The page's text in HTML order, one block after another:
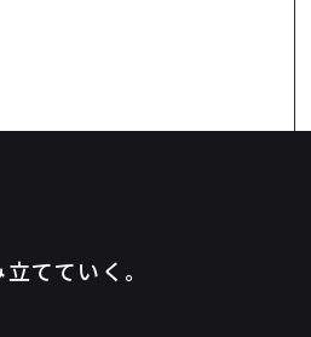
てていく。